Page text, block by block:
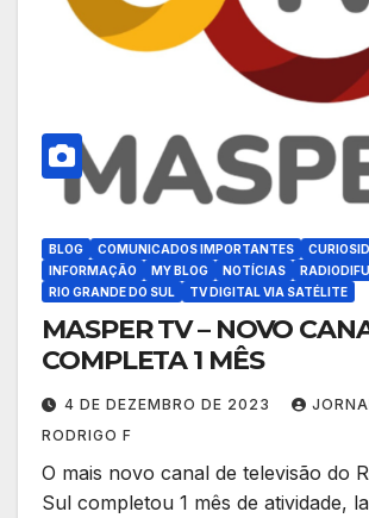
BLOG COMUNICADOS IMPORTANTES
INFORMAÇÃO
MY BLOG NOTÍCIAS
RIO GRANDE DO SUL
TV DIGITAL VIA SATÉLITE
MASPER TV – NOVO
COMPLETA 1 MÊS
4 DE DEZEMBRO DE 2023
RODRIGO F
O mais novo canal de televisão do
Sul completou 1 mês de atividade,